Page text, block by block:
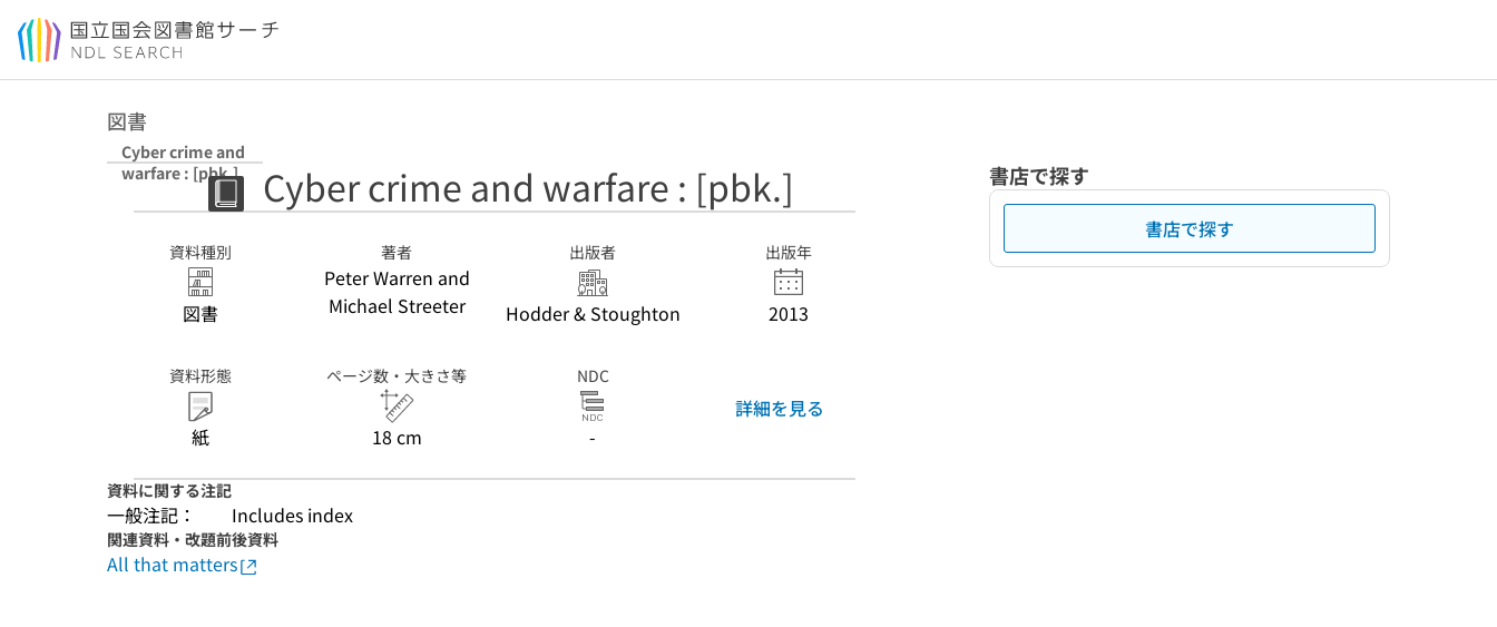
本文へ移動
図書
Cyber crime and
warfare : [pbk.]
Cyber crime and warfare : [pbk.]
資料種別
図書
著者
Peter Warren and
Michael Streeter
出版者
Hodder & Stoughton
出版年
2013
資料形態
紙
ページ数・大きさ等
18 cm
NDC
-
詳細を見る
資料に関する注記
一般注記： Includes index
関連資料・改題前後資料
All that matters
書店で探す
書店で探す